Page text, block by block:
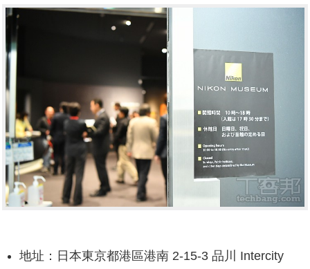
地址：日本東京都港區港南 2-15-3 品川 Intercity